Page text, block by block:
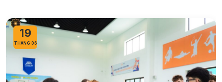
17
THÁNG 06